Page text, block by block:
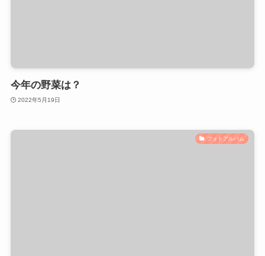
今年の野菜は？
2022年5月19日
フォトアルバム